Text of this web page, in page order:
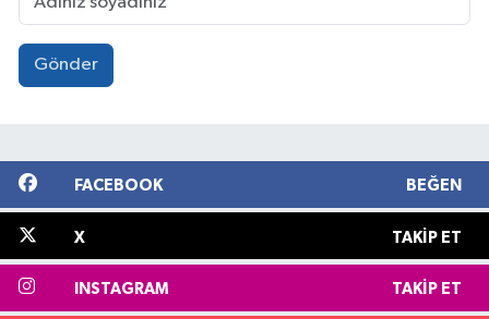
Gönder
FACEBOOK BEĞEN
X TAKIP ET
INSTAGRAM TAKIP ET